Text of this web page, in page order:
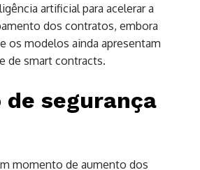
artificial para acelerar a
dos contratos, embora
os modelos ainda apresentam
de smart contracts.
segurança
momento de aumento dos